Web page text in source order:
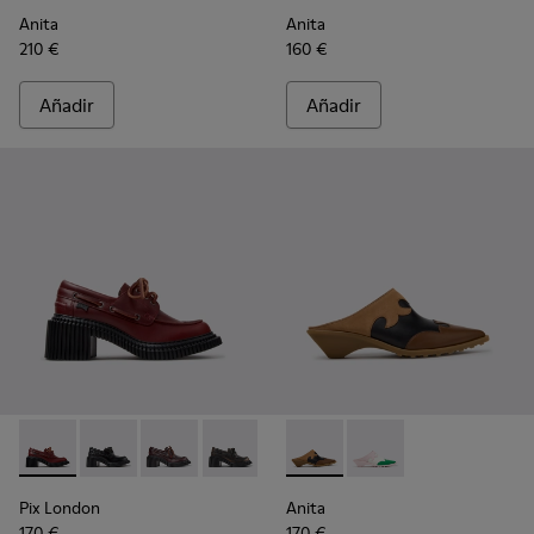
Anita
210 €
Añadir
Anita
160 €
Añadir
Pix London - K201812-006 - Mocasines de piel burdeos
Pix London - K201812-005
Pix London - K201812-003
Pix London - K201812-001
Pix London
Anita - K201957-001 -
Anita - K201957-
Anita